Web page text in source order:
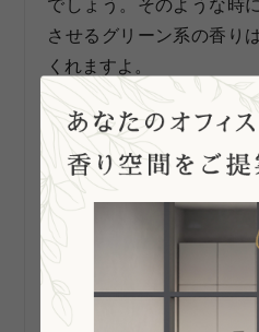
させるグリーン系の香り
くれますよ。
シトラス系